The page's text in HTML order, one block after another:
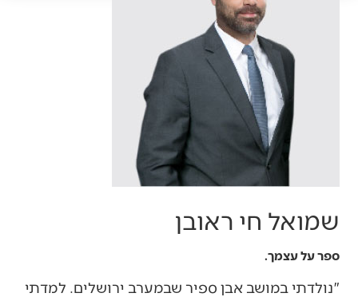
שמואל חי ראובן
ספר על עצמך.
"נולדתי במושב אבן ספיר שבמערב ירושלים. למדתי